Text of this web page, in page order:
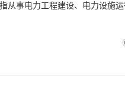
从事电力工程建设、电力设施